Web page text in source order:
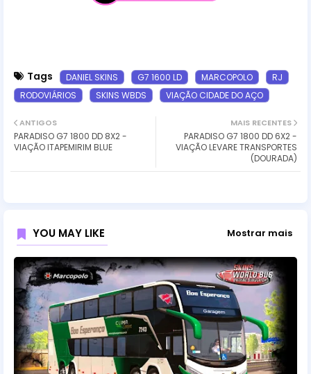
Tags DANIEL SKINS G7 1600 LD MARCOPOLO
RJ
RODOVIÁRIOS
SKINS WBDS VIAÇÃO CIDADE DO AÇO
MAIS RECENTES
PARADISO G7 1800 DD 6X2 -
VIAÇÃO LEVARE TRANSPORTES
(DOURADA)
ANTIGOS
PARADISO G7 1800 DD 8X2 -
VIAÇÃO ITAPEMIRIM BLUE
YOU MAY LIKE Mostrar mais